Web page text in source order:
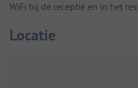
WiFi bij de receptie en in het
Locatie